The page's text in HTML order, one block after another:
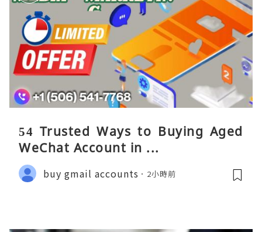
54 Trusted Ways to Buying Aged
WeChat Account in ...
buy gmail accounts 2小時前